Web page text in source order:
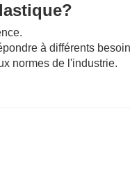
à différents
normes de l'industrie.